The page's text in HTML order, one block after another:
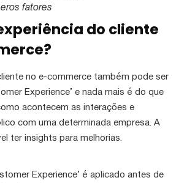
fatores
do cliente
no e-commerce também pode ser
Experience’ e nada mais é do que
acontecem as interações e
com uma determinada empresa. A
ter insights para melhorias.
Experience’ é aplicado antes de